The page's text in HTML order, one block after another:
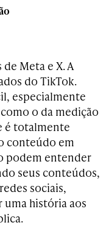
Meta e X. A
do TikTok.
especialmente
o da medição
é totalmente
conteúdo em
podem entender
seus conteúdos,
sociais,
uma história aos